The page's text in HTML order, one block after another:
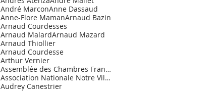
André MarconAnne Dassaud
Anne-Flore MamanArnaud Bazin
Arnaud Courdesses
Arnaud MalardArnaud Mazard
Arnaud Thiollier
Arnaud Courdesse
Arthur Vernier
Assemblée des Chambres Françaises de Commerce et d
Association Nationale Notre Village.
Audrey Canestrier